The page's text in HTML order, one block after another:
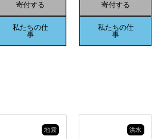
寄付する
私たちの仕
事
寄付する
私たちの仕
事
地震 洪水